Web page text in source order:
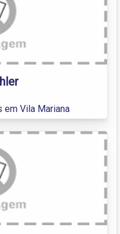
em Vila Mariana